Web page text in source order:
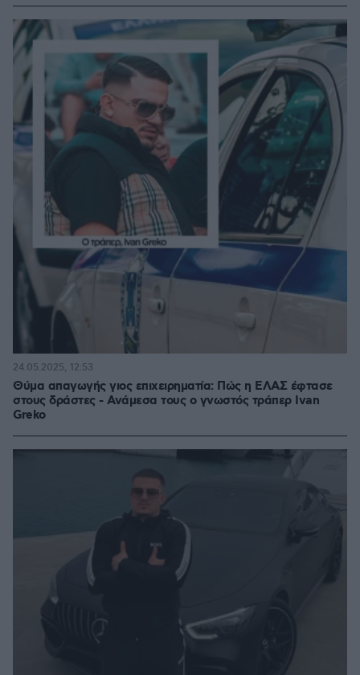
Θύμα απαγωγής γιος επιχειρηματία: Πώς η ΕΛΑΣ έφτασε
στους δράστες - Ανάμεσα τους ο γνωστός τράπερ Ivan
Greko
24.05.2025, 12:53